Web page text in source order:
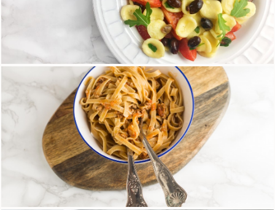
Orecchiette di riso con olive, pomodorini e
rucola
18 Aprile 2018